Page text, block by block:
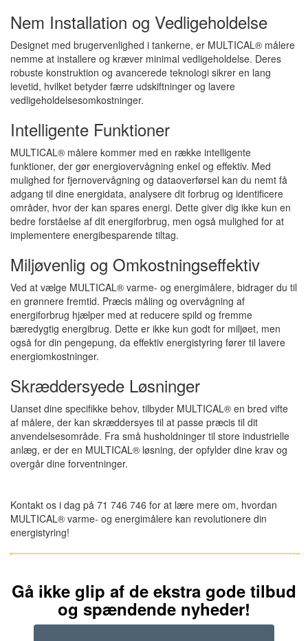
Nem Installation og Vedligeholdelse
Designet med brugervenlighed i tankerne, er MULTICAL® målere
nemme at installere og kræver minimal vedligeholdelse. Deres
robuste konstruktion og avancerede teknologi sikrer en lang
levetid, hvilket betyder færre udskiftninger og lavere
vedligeholdelsesomkostninger.
Intelligente Funktioner
MULTICAL® målere kommer med en række intelligente
funktioner, der gør energiovervågning enkel og effektiv. Med
mulighed for fjernovervågning og dataoverførsel kan du nemt få
adgang til dine energidata, analysere dit forbrug og identificere
områder, hvor der kan spares energi. Dette giver dig ikke kun en
bedre forståelse af dit energiforbrug, men også mulighed for at
implementere energibesparende tiltag.
Miljøvenlig og Omkostningseffektiv
Ved at vælge MULTICAL® varme- og energimålere, bidrager du til
en grønnere fremtid. Præcis måling og overvågning af
energiforbrug hjælper med at reducere spild og fremme
bæredygtig energibrug. Dette er ikke kun godt for miljøet, men
også for din pengepung, da effektiv energistyring fører til lavere
energiomkostninger.
Skræddersyede Løsninger
Uanset dine specifikke behov, tilbyder MULTICAL® en bred vifte
af målere, der kan skræddersyes til at passe præcis til dit
anvendelsesområde. Fra små husholdninger til store industrielle
anlæg, er der en MULTICAL® løsning, der opfylder dine krav og
overgår dine forventninger.
Kontakt os i dag på 71 746 746 for at lære mere om, hvordan
MULTICAL® varme- og energimålere kan revolutionere din
energistyring!
Gå ikke glip af de ekstra gode tilbud
og spændende nyheder!